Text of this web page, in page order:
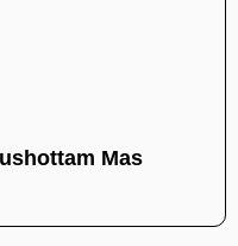
Mas